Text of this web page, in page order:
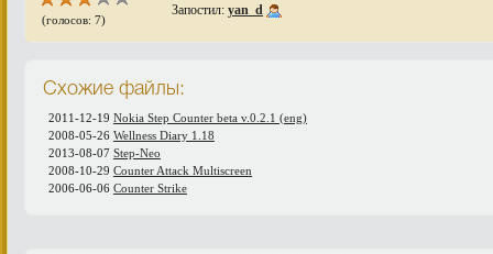
(голосов: 7)
Запостил: yan_d
Схожие файлы:
2011-12-19 Nokia Step Counter beta v.0.2.1 (eng)
2008-05-26 Wellness Diary 1.18
2013-08-07 Step-Neo
2008-10-29 Counter Attack Multiscreen
2006-06-06 Counter Strike